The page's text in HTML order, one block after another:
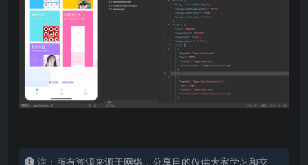
注：所有资源来源于网络，分享目的仅供大家学习和交